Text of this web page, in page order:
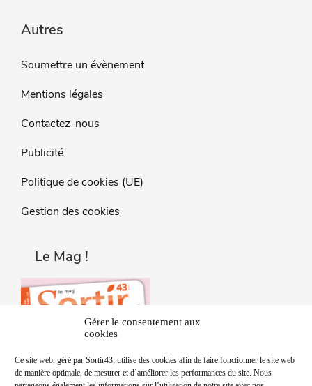
Gérer le consentement aux
cookies
Ce site web, géré par Sortir43, utilise des cookies afin de faire fonctionner le site web
de manière optimale, de mesurer et d’améliorer les performances du site. Nous
Autres
Soumettre un évènement
Mentions légales
Contactez-nous
Publicité
Politique de cookies (UE)
Gestion des cookies
Le Mag !